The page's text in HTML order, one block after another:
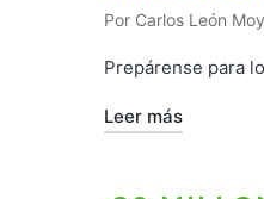
Publicado
por
Por Carlos León
Prepárense para
Leer más